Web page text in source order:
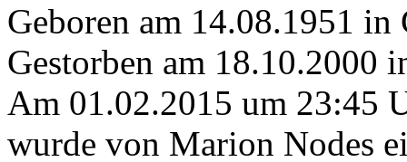
Geboren am 14.08.1951 in
Gestorben am 18.10.2000
Am 01.02.2015 um 23:45
wurde von Marion Nodes